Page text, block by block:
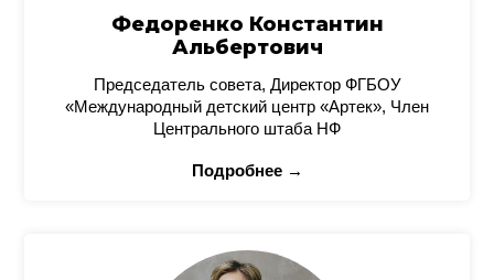
Федоренко Константин
Альбертович
Председатель совета, Директор ФГБОУ
«Международный детский центр «Артек», Член
Центрального штаба НФ
Подробнее →